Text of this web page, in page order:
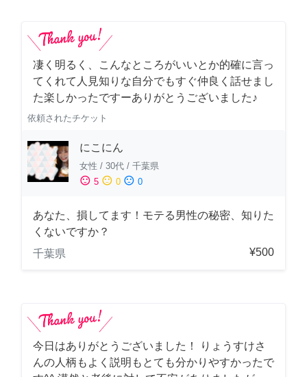
凄く明るく、こんなところがいいとか的確に言っ
てくれて人見知りな自分でもすぐ仲良く話せまし
た楽しかったですーありがとうございました♪
依頼されたチケット
にこにん
女性 / 30代 / 千葉県
sentiment_satisfied 5 sentiment_neutral 0 sentiment_dissatisfied 0
あなた、損してます！モテる男性の秘密、知りた
くないですか？
千葉県
¥500
今日はありがとうございました！ りょうすけさ
んの人柄もよく説明もとても分かりやすかったで